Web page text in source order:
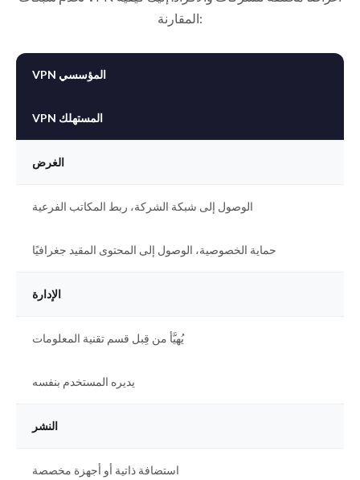
المقارنة:
VPN المؤسسي
VPN المستهلك
الغرض
الوصول إلى شبكة الشركة، ربط المكاتب الفرعية
حماية الخصوصية، الوصول إلى المحتوى المقيد جغرافيًا
الإدارة
يُهيَّأ من قِبل قسم تقنية المعلومات
يديره المستخدم بنفسه
النشر
استضافة ذاتية أو أجهزة مخصصة